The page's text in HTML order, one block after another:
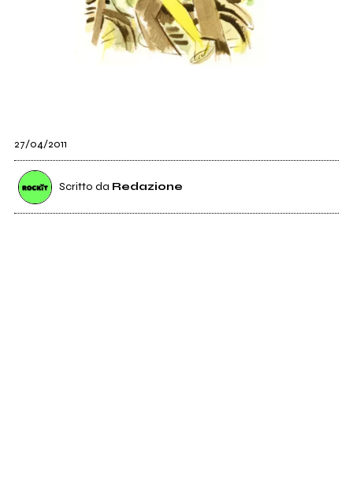
27/04/2011
Scritto da Redazione